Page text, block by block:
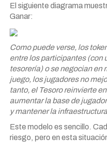
El siguiente diagrama
Ganar:
Como puede verse, los
entre los participantes (con
tesorería) o se negocian en
juego, los jugadores no
tanto, el Tesoro reinvierte
aumentar la base de
y mantener la
Este modelo es sencillo.
riesgo, pero en esta